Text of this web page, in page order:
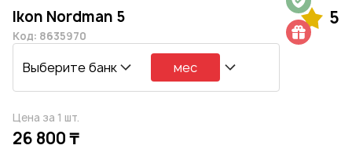
Ikon Nordman 5 5
Код: 8635970
Выберите банк мес
Цена за 1 шт.
26 800 ₸